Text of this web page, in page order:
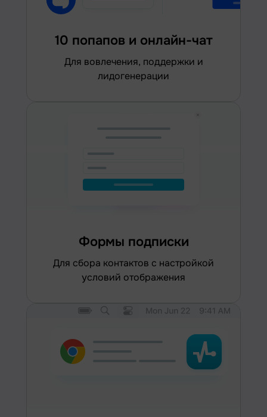
10 попапов и онлайн-чат
для вовлечения, поддержки и
лидогенерации
Формы подписки
для сбора контактов с настройкой
условий отображения